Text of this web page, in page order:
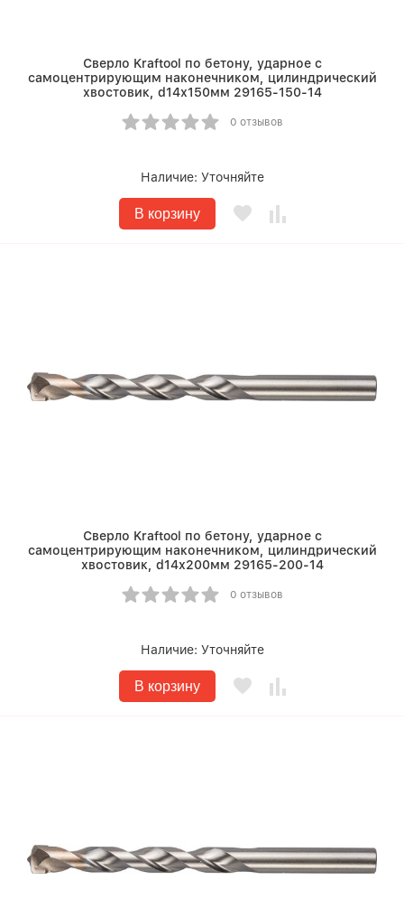
Сверло Kraftool по бетону, ударное с
самоцентрирующим наконечником, цилиндрический
хвостовик, d14х150мм 29165-150-14
0 отзывов
Наличие: Уточняйте
В корзину
Сверло Kraftool по бетону, ударное с
самоцентрирующим наконечником, цилиндрический
хвостовик, d14х200мм 29165-200-14
0 отзывов
Наличие: Уточняйте
В корзину